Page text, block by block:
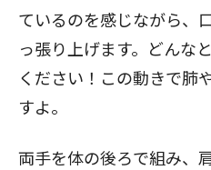
ているのを感じながら、
っ張り上げます。どんな
ください！この動きで肺
すよ。
両手を体の後ろで組み、